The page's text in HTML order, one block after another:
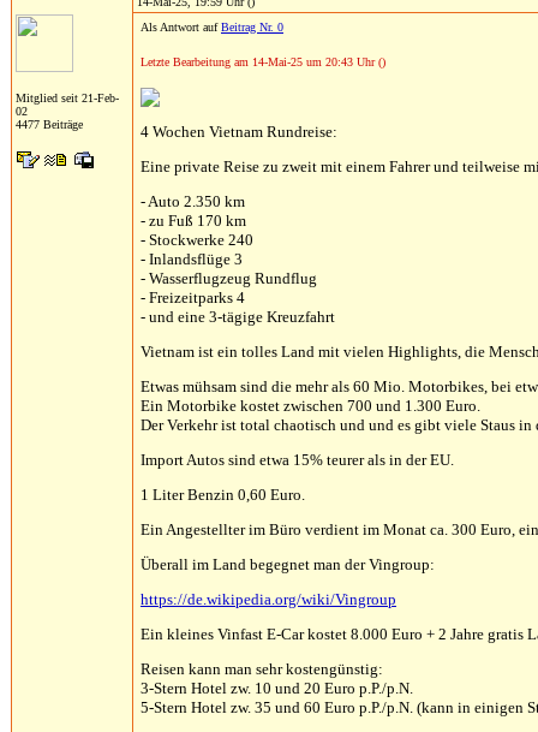
Mitglied seit 21-Feb-
02
4477 Beiträge
Als Antwort aufBeitrag Nr. 0
Letzte Bearbeitung am 14-Mai-25 um 20:43 Uhr ()
4 Wochen Vietnam Rundreise:
Eine private Reise zu zweit mit einem Fahrer und teilweise
- Auto 2.350 km
- zu Fuß 170 km
- Stockwerke 240
- Inlandsflüge 3
- Wasserflugzeug Rundflug
- Freizeitparks 4
- und eine 3-tägige Kreuzfahrt
Vietnam ist ein tolles Land mit vielen Highlights, die
Etwas mühsam sind die mehr als 60 Mio. Motorbikes, bei
Ein Motorbike kostet zwischen 700 und 1.300 Euro.
Der Verkehr ist total chaotisch und und es gibt viele Staus in
Import Autos sind etwa 15% teurer als in der EU.
1 Liter Benzin 0,60 Euro.
Ein Angestellter im Büro verdient im Monat ca. 300 Euro,
Überall im Land begegnet man der Vingroup:
https://de.wikipedia.org/wiki/Vingroup
Ein kleines Vinfast E-Car kostet 8.000 Euro + 2 Jahre gratis
Reisen kann man sehr kostengünstig:
3-Stern Hotel zw. 10 und 20 Euro p.P./p.N.
5-Stern Hotel zw. 35 und 60 Euro p.P./p.N. (kann in einigen